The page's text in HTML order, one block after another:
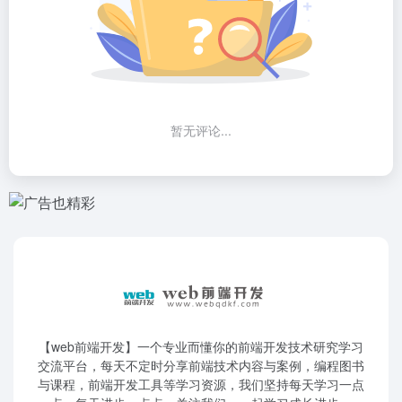
暂无评论...
【web前端开发】一个专业而懂你的前端开发技术研究学习
交流平台，每天不定时分享前端技术内容与案例，编程图书
与课程，前端开发工具等学习资源，我们坚持每天学习一点